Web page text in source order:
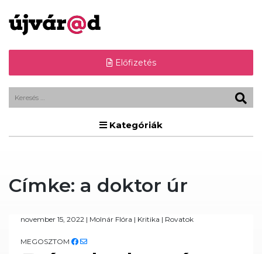
Előfizetés
Kategóriák
Címke: a doktor úr
november 15, 2022 | Molnár Flóra | Kritika | Rovatok
MEGOSZTOM